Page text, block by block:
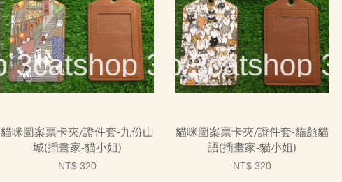
貓咪圖案票卡夾/證件套-九份山
城(插畫家-貓小姐)
NT$ 320
貓咪圖案票卡夾/證件套-貓顏貓
語(插畫家-貓小姐)
NT$ 320